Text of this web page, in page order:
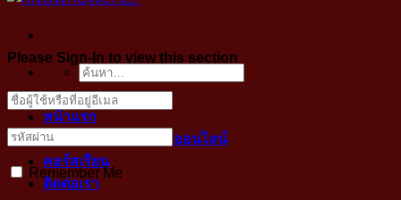
ค้นหา:
หน้าแรก
ขั้นตอนการเข้าคลาสออนไลน์
คอร์สเรียน
ติดต่อเรา
Please Sign-In to view this section
Remember Me